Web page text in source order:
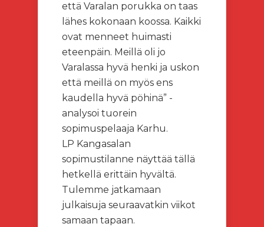
että Varalan porukka on taas
lähes kokonaan koossa. Kaikki
ovat menneet huimasti
eteenpäin. Meillä oli jo
Varalassa hyvä henki ja uskon
että meillä on myös ens
kaudella hyvä pöhinä” -
analysoi tuorein
sopimuspelaaja Karhu.
LP Kangasalan
sopimustilanne näyttää tällä
hetkellä erittäin hyvältä.
Tulemme jatkamaan
julkaisuja seuraavatkin viikot
samaan tapaan.